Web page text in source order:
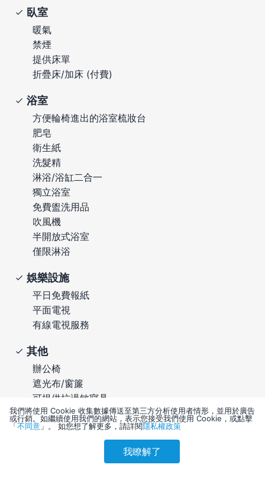
刷卡優惠 會員訂購
臥室
暖氣
禁煙
提供床單
折疊床/加床 (付費)
浴室
方便輪椅進出的浴室梳妝台
肥皂
衛生紙
洗髮精
淋浴/浴缸二合一
獨立浴室
免費盥洗用品
吹風機
半開放式浴室
僅限淋浴
娛樂設施
平日免費報紙
平面電視
有線電視服務
其他
辦公椅
遮光布/窗簾
可提供抗過敏寢具
高速上網
沒有折疊床/加床
我們將使用 Cookie 收集數據傳送至第三方分析使用者情形，並用於廣告
或行銷。如繼續使用我們的網站，表示您接受我們使用 Cookie，或點擊
「不同意 」。 如您想了解更多，請詳閱隱私權政策
我瞭解了